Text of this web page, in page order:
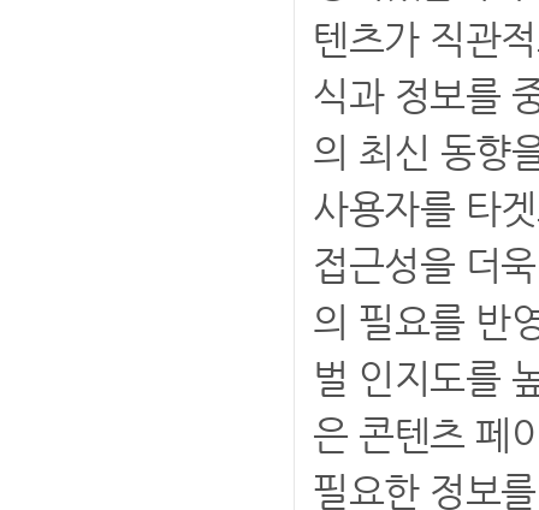
텐츠가 직관
식과 정보를
의 최신 동향
사용자를 타
접근성을 더
의 필요를 반
벌 인지도를
은 콘텐츠 페
필요한 정보